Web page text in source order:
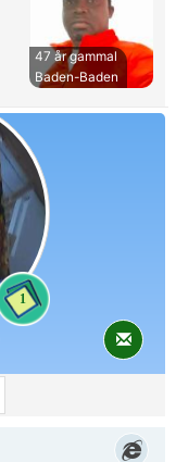
47 år gammal
Baden-Baden
1